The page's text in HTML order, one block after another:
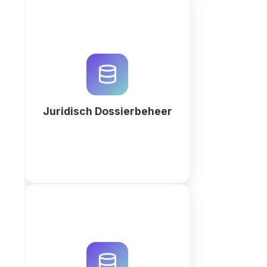
Juridisch Dossierbeheer
cliënten op één plek: zittingen,
contracten, urenregistratie en
documenten. Zonder
programmeren.
praktijk met een veilig
documentenarchief. Genereer uw